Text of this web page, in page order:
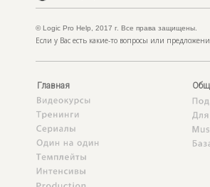
© Logic Pro Help, 2017 г. Все права защищены.
Если у Вас есть какие-то вопросы или
Главная